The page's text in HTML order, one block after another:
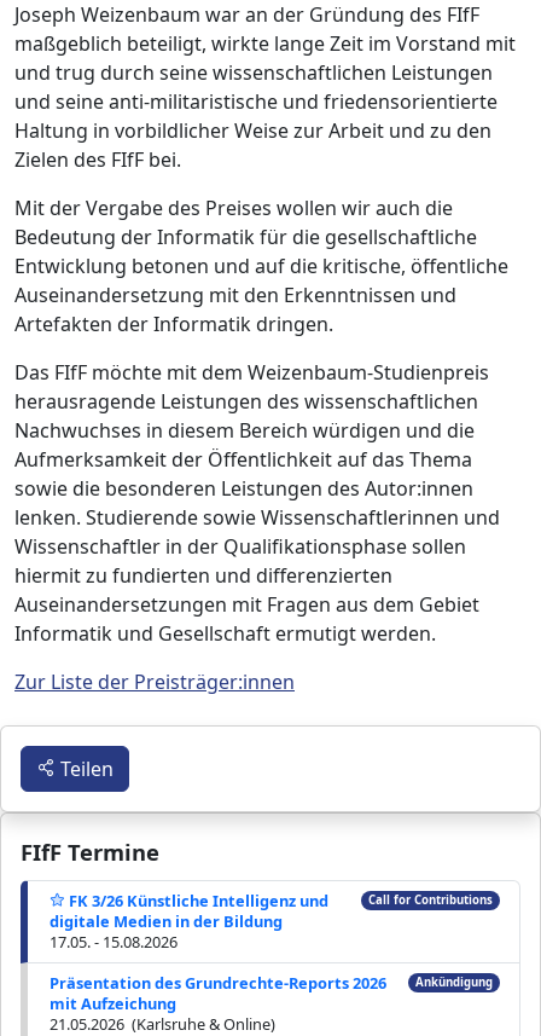
Joseph Weizenbaum war an der Gründung des FIfF
maßgeblich beteiligt, wirkte lange Zeit im Vorstand mit
und trug durch seine wissenschaftlichen Leistungen
und seine anti-militaristische und friedensorientierte
Haltung in vorbildlicher Weise zur Arbeit und zu den
Zielen des FIfF bei.
Mit der Vergabe des Preises wollen wir auch die
Bedeutung der Informatik für die gesellschaftliche
Entwicklung betonen und auf die kritische, öffentliche
Auseinandersetzung mit den Erkenntnissen und
Artefakten der Informatik dringen.
Das FIfF möchte mit dem Weizenbaum-Studienpreis
herausragende Leistungen des wissenschaftlichen
Nachwuchses in diesem Bereich würdigen und die
Aufmerksamkeit der Öffentlichkeit auf das Thema
sowie die besonderen Leistungen des Autor:innen
lenken. Studierende sowie Wissenschaftlerinnen und
Wissenschaftler in der Qualifikationsphase sollen
hiermit zu fundierten und differenzierten
Auseinandersetzungen mit Fragen aus dem Gebiet
Informatik und Gesellschaft ermutigt werden.
Zur Liste der Preisträger:innen
FIfF Termine
FK 3/26 Künstliche Intelligenz und
digitale Medien in der Bildung
17.05. - 15.08.2026
Call for Contributions
Präsentation des Grundrechte-Reports 2026
mit Aufzeichung
21.05.2026 (Karlsruhe & Online)
Ankündigung
Teilen